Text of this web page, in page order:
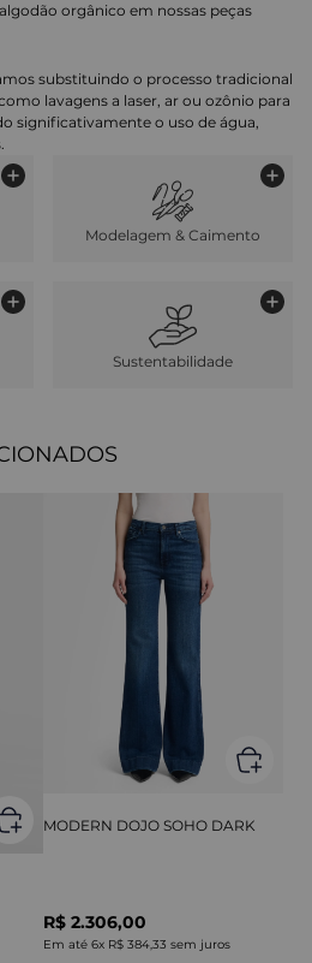
orgânico em nossas peças
substituindo o processo tradicional
lavagens a laser, ar ou ozônio para
significativamente o uso de água,
Modelagem & Caimento
Sustentabilidade
MODERN DOJO SOHO DARK
R$ 2.306,00
Em até 6x R$ 384,33 sem juros